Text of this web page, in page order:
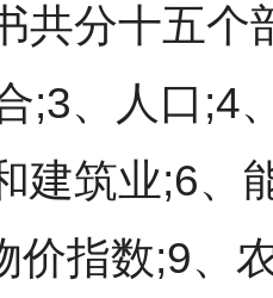
共分十五个
;3、人口;4
建筑业;6、
价指数;9、